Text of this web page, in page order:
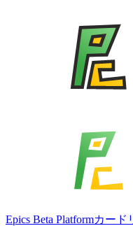
Epics Beta Platformカード